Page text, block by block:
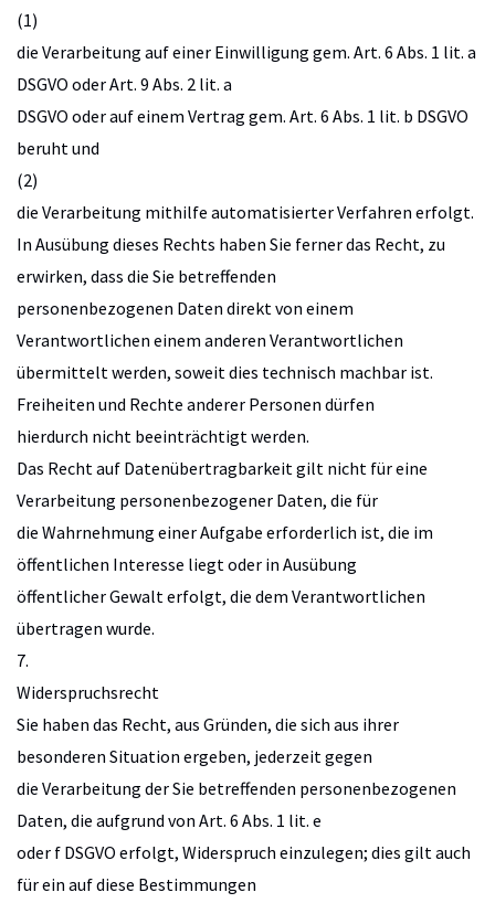
(1)
die Verarbeitung auf einer Einwilligung gem. Art. 6 Abs. 1 lit. a
DSGVO oder Art. 9 Abs. 2 lit. a
DSGVO oder auf einem Vertrag gem. Art. 6 Abs. 1 lit. b DSGVO
beruht und
(2)
die Verarbeitung mithilfe automatisierter Verfahren erfolgt.
In Ausübung dieses Rechts haben Sie ferner das Recht, zu
erwirken, dass die Sie betreffenden
personenbezogenen Daten direkt von einem
Verantwortlichen einem anderen Verantwortlichen
übermittelt werden, soweit dies technisch machbar ist.
Freiheiten und Rechte anderer Personen dürfen
hierdurch nicht beeinträchtigt werden.
Das Recht auf Datenübertragbarkeit gilt nicht für eine
Verarbeitung personenbezogener Daten, die für
die Wahrnehmung einer Aufgabe erforderlich ist, die im
öffentlichen Interesse liegt oder in Ausübung
öffentlicher Gewalt erfolgt, die dem Verantwortlichen
übertragen wurde.
7.
Widerspruchsrecht
Sie haben das Recht, aus Gründen, die sich aus ihrer
besonderen Situation ergeben, jederzeit gegen
die Verarbeitung der Sie betreffenden personenbezogenen
Daten, die aufgrund von Art. 6 Abs. 1 lit. e
oder f DSGVO erfolgt, Widerspruch einzulegen; dies gilt auch
für ein auf diese Bestimmungen